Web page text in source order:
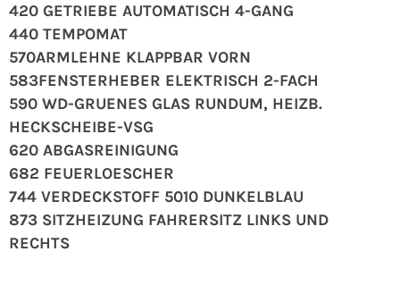
420 GETRIEBE AUTOMATISCH 4-GANG
440 TEMPOMAT
570ARMLEHNE KLAPPBAR VORN
583FENSTERHEBER ELEKTRISCH 2-FACH
590 WD-GRUENES GLAS RUNDUM, HEIZB.
HECKSCHEIBE-VSG
620 ABGASREINIGUNG
682 FEUERLOESCHER
744 VERDECKSTOFF 5010 DUNKELBLAU
873 SITZHEIZUNG FAHRERSITZ LINKS UND
RECHTS